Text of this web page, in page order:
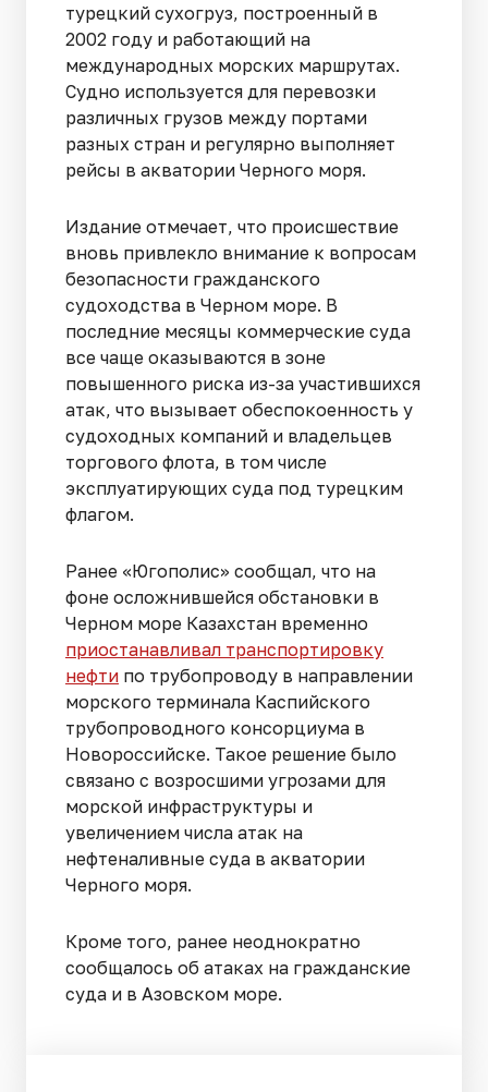
турецкий сухогруз, построенный в
2002 году и работающий на
международных морских маршрутах.
Судно используется для перевозки
различных грузов между портами
разных стран и регулярно выполняет
рейсы в акватории Черного моря.
Издание отмечает, что происшествие
вновь привлекло внимание к вопросам
безопасности гражданского
судоходства в Черном море. В
последние месяцы коммерческие суда
все чаще оказываются в зоне
повышенного риска из-за участившихся
атак, что вызывает обеспокоенность у
судоходных компаний и владельцев
торгового флота, в том числе
эксплуатирующих суда под турецким
флагом.
Ранее «Югополис» сообщал, что на
фоне осложнившейся обстановки в
Черном море Казахстан временно
приостанавливал транспортировку
нефти по трубопроводу в направлении
морского терминала Каспийского
трубопроводного консорциума в
Новороссийске. Такое решение было
связано с возросшими угрозами для
морской инфраструктуры и
увеличением числа атак на
нефтеналивные суда в акватории
Черного моря.
Кроме того, ранее неоднократно
сообщалось об атаках на гражданские
суда и в Азовском море.